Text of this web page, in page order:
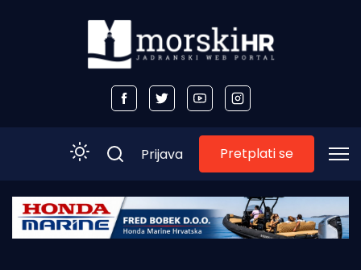
Početna
Prijava Pretplati se